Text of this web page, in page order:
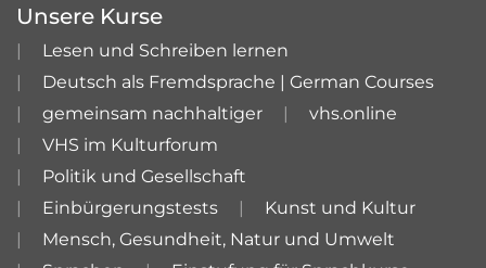
Unsere Kurse
Lesen und Schreiben lernen
Deutsch als Fremdsprache | German Courses
gemeinsam nachhaltiger
vhs.online
VHS im Kulturforum
Politik und Gesellschaft
Einbürgerungstests
Kunst und Kultur
Mensch, Gesundheit, Natur und Umwelt